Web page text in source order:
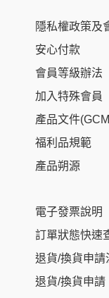
隱私權政策及
安心付款
會員等級辦法
加入特殊會員
產品文件
福利品規範
產品朔源
電子發票說明
訂單狀態快速
退貨/換貨申請
退貨/換貨申請